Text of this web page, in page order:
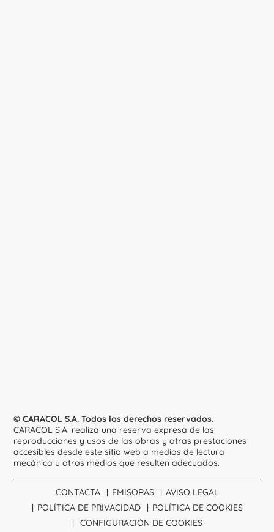
© CARACOL S.A. Todos los derechos reservados.
CARACOL S.A. realiza una reserva expresa de las
reproducciones y usos de las obras y otras prestaciones
accesibles desde este sitio web a medios de lectura
mecánica u otros medios que resulten adecuados.
CONTACTA EMISORAS
AVISO LEGAL
POLÍTICA DE PRIVACIDAD
POLÍTICA DE COOKIES
CONFIGURACIÓN DE COOKIES